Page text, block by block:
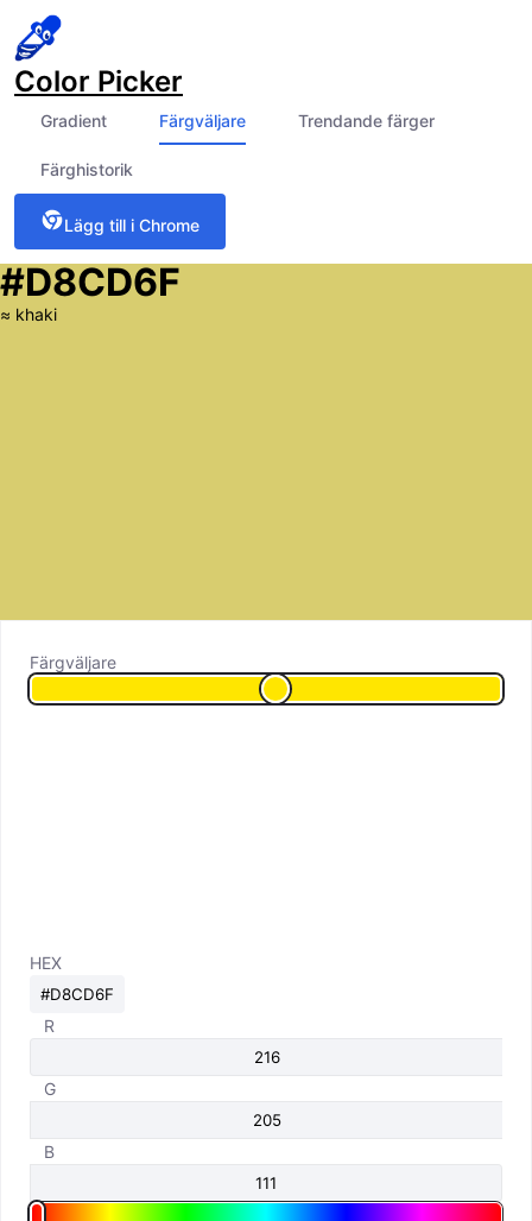
Color Picker
Gradient Färgväljare Trendande färger
Färghistorik
Lägg till i Chrome
#D8CD6F
≈ khaki
Färgväljare
HEX
R
G
B